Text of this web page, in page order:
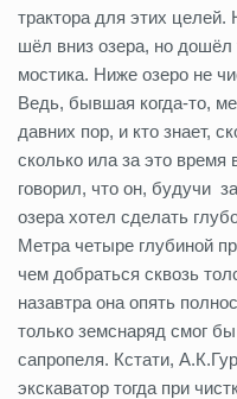
трактора для этих целей.
шёл вниз озера, но дошёл
мостика. Ниже озеро не
Ведь, бывшая когда-то,
давних пор, и кто знает,
сколько ила за это
говорил, что он, будучи
озера хотел сделать
Метра четыре глубиной
чем добраться сквозь
назавтра она опять
только земснаряд смог
сапропеля. Кстати,
экскаватор тогда при